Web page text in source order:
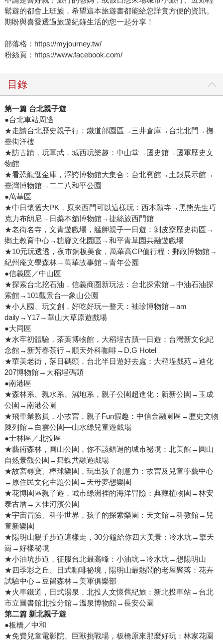
鬆遊的都會上班族，希望這本旅遊書都能給您詳實方便的資訊。
期盼與喜愛透過旅遊紀錄生活的您一起分享！
部落格：https://myjourney.tw/
粉絲頁：https://www.facebook.com/
目錄
第一篇 台北親子遊
●台北車站周邊
★走讀台北歷史親子行：鐵道部園區→三井倉庫→台北北門→撫
臺街洋樓
★訪古蹟，玩軍武，城西玩樂趣：中山堂→國史館→國軍歷史文
物館
★看恐龍逛金庫，浮誇博物館大集合：台北賓館→土銀展示館→
臺灣博物館→二二八和平公園
●萬華區
★中日懷舊大PK，原來西門可以這樣玩：西本願寺→黑熊先生巧
克力布朗尼→日藥本舖博物館→捷絲旅西門館
★老街名寺，文青遊戲場，艋舺親子一日遊：剝皮寮歷史街區→
鄉土教育中心→糖廍文化園區→和平青草園共融遊戲場
★10元玩透透，夜市銅板美食，萬華高CP值行程：郵政博物館→
紀州庵文學森林→萬華故事館→青年公園
●信義區／中山區
★探索台北挖石油，信義商圈新玩法：台北探索館→中油石油探
索館→101觀景台—象山公園
★小人國、玩文創，好吃好玩一整天：袖珍博物館→am
daily→Y17→華山大草原遊戲場
●大同區
★水牢初體驗，茶葉博物館，大稻埕古蹟一日遊：台灣新文化紀
念館→新芳春茶行→順天外科咖啡→D.G Hotel
★華美老街，落日碼頭，台北半日遊好去處：大稻埕戲苑→迪化
207博物館→大稻埕碼頭
●南港區
★森林系、親水系、濕地系，親子公園超進化：新新公園→玉成
公園→南港公園
★飛車業務員，小故宮，親子Fun假趣：中信金融園區→歷史文物
陳列館→白雲公園—山水綠兒童遊戲場
●士林區／北投區
★藝術森林，圓山公園，你不該錯過的城市祕境：北美館→圓山
自然景觀公園→舞蝶共融遊戲場
★故宮尋寶、棒球樂園，玩出孩子創意力：故宮及兒童學藝中心
→原住民文化主題公園→天母夢想樂園
★花博園區親子遊，城市綠洲裡的海洋冒險：典藏植物園→林安
泰古厝→大佳河濱公園
★宇宙冒險、科學世界，孩子的探索樂園：天文館→科教館→兒
童新樂園
★陽明山親子步道這樣走，30分鐘給你四大美景：冷水坑→擎天
崗→好樣秘境
★小油坑步道，征服台北最高峰：小油坑→冷水坑→想陽明山
★四季彩之丘、日式咖啡祕境，陽明山最熱鬧的老屋聚落：花卉
試驗中心→豆留森林→美軍俱樂部
★火車鐵道，日式湯泉，北投人文懷舊紀旅：新北投車站→台北
市立圖書館北投分館→溫泉博物館→長安公園
第二篇 新北親子遊
●板橋／中和
★免費兒童電影院、巨獸挑戰場，板橋原來那麼好玩：林家花園